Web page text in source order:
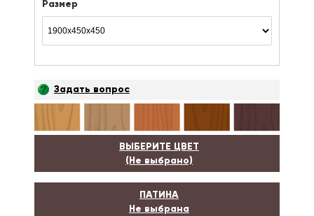
Размер
Задать вопрос
ВЫБЕРИТЕ ЦВЕТ
(Не выбрано)
ПАТИНА
Не выбрана